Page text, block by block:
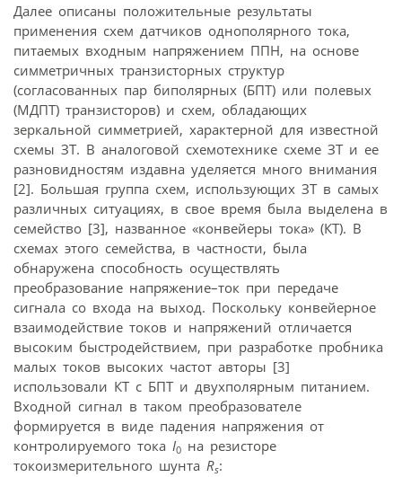
Далее описаны положительные результаты
применения схем датчиков однополярного тока,
питаемых входным напряжением ППН, на основе
симметричных транзисторных структур
(согласованных пар биполярных (БПТ) или полевых
(МДПТ) транзисторов) и схем, обладающих
зеркальной симметрией, характерной для известной
схемы ЗТ. В аналоговой схемотехнике схеме ЗТ и ее
разновидностям издавна уделяется много внимания
[2]. Большая группа схем, использующих ЗТ в самых
различных ситуациях, в свое время была выделена в
семейство [3], названное «конвейеры тока» (КТ). В
схемах этого семейства, в частности, была
обнаружена способность осуществлять
преобразование напряжение–ток при передаче
сигнала со входа на выход. Поскольку конвейерное
взаимодейcтвие токов и напряжений отличается
высоким быстродействием, при разработке пробника
малых токов высоких частот авторы [3]
использовали КТ с БПТ и двухполярным питанием.
Входной сигнал в таком преобразователе
формируется в виде падения напряжения от
контролируемого тока I0 на резисторе
токоизмерительного шунта Rs: